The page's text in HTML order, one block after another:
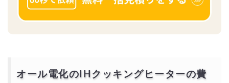
オール電化のIHクッキングヒーターの費